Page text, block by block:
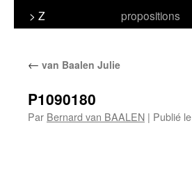
> Z
propositions
← van Baalen Julie
P1090180
Par Bernard van BAALEN | Publié le